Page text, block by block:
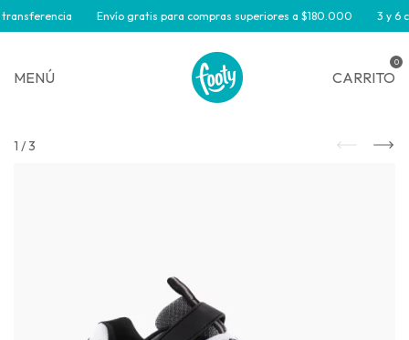
Envío gratis para compras superiores a $180.000 3 y 6
MENÚ CARRITO
0
1 /3